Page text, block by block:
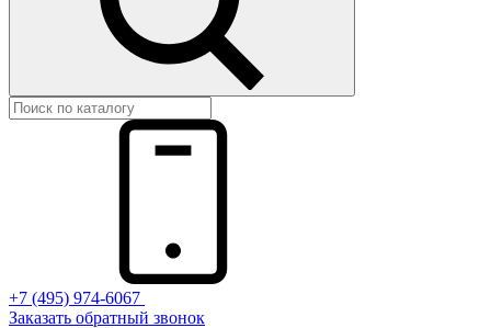
+7 (495) 974-6067
Заказать обратный звонок